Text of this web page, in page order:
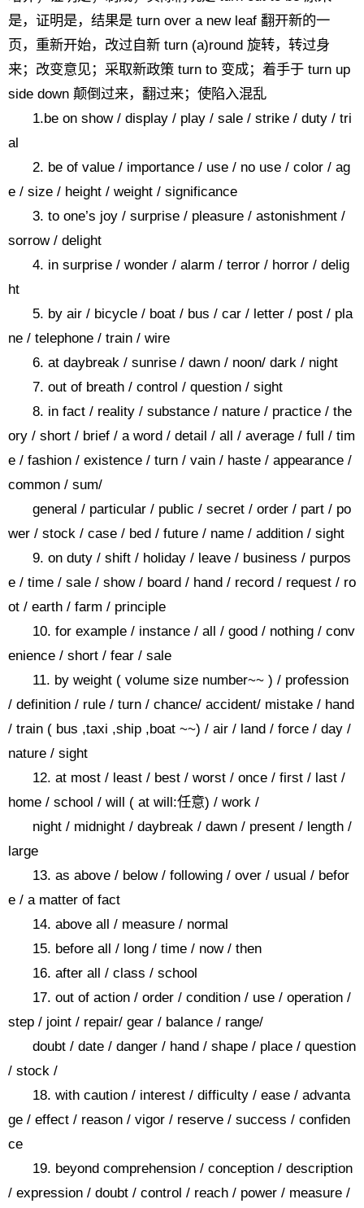
是，证明是，结果是 turn over a new leaf 翻开新的一
页，重新开始，改过自新 turn (a)round 旋转，转过身
来；改变意见；采取新政策 turn to 变成；着手于 turn up
side down 颠倒过来，翻过来；使陷入混乱
1.be on show / display / play / sale / strike / duty / tri
al
2. be of value / importance / use / no use / color / ag
e / size / height / weight / significance
3. to one’s joy / surprise / pleasure / astonishment /
sorrow / delight
4. in surprise / wonder / alarm / terror / horror / delig
ht
5. by air / bicycle / boat / bus / car / letter / post / pla
ne / telephone / train / wire
6. at daybreak / sunrise / dawn / noon/ dark / night
7. out of breath / control / question / sight
8. in fact / reality / substance / nature / practice / the
ory / short / brief / a word / detail / all / average / full / tim
e / fashion / existence / turn / vain / haste / appearance /
common / sum/
general / particular / public / secret / order / part / po
wer / stock / case / bed / future / name / addition / sight
9. on duty / shift / holiday / leave / business / purpos
e / time / sale / show / board / hand / record / request / ro
ot / earth / farm / principle
10. for example / instance / all / good / nothing / conv
enience / short / fear / sale
11. by weight ( volume size number~~ ) / profession
/ definition / rule / turn / chance/ accident/ mistake / hand
/ train ( bus ,taxi ,ship ,boat ~~) / air / land / force / day /
nature / sight
12. at most / least / best / worst / once / first / last /
home / school / will ( at will:任意) / work /
night / midnight / daybreak / dawn / present / length /
large
13. as above / below / following / over / usual / befor
e / a matter of fact
14. above all / measure / normal
15. before all / long / time / now / then
16. after all / class / school
17. out of action / order / condition / use / operation /
step / joint / repair/ gear / balance / range/
doubt / date / danger / hand / shape / place / question
/ stock /
18. with caution / interest / difficulty / ease / advanta
ge / effect / reason / vigor / reserve / success / confiden
ce
19. beyond comprehension / conception / description
/ expression / doubt / control / reach / power / measure /